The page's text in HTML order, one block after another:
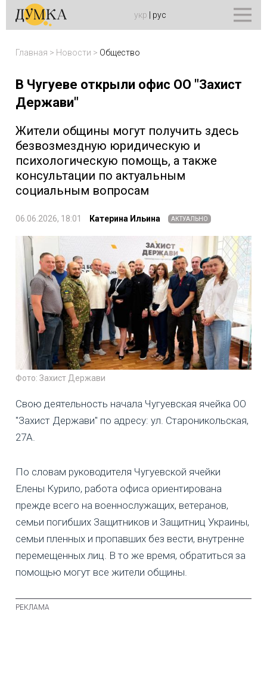
укр рус
Главная > Новости > Общество
В Чугуеве открыли офис ОО "Захист
Держави"
Жители общины могут получить здесь
безвозмездную юридическую и
психологическую помощь, а также
консультации по актуальным
социальным вопросам
06.06.2026, 18:01 Катерина Ильина АКТУАЛЬНО
Фото: Захист Держави
Свою деятельность начала Чугуевская ячейка ОО
"Захист Держави" по адресу: ул. Староникольская,
27А.
По словам руководителя Чугуевской ячейки
Елены Курило, работа офиса ориентирована
прежде всего на военнослужащих, ветеранов,
семьи погибших Защитников и Защитниц Украины,
семьи пленных и пропавших без вести, внутренне
перемещенных лиц. В то же время, обратиться за
помощью могут все жители общины.